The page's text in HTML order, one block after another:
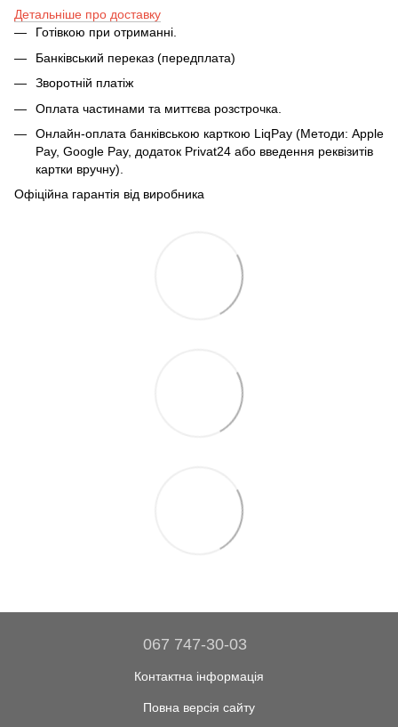
Детальніше про доставку
Готівкою при отриманні.
Банківський переказ (передплата)
Зворотній платіж
Оплата частинами та миттєва розстрочка.
Онлайн-оплата банківською карткою LiqPay (Методи: Apple
Pay, Google Pay, додаток Privat24 або введення реквізитів
картки вручну).
Офіційна гарантія від виробника
067 747-30-03
Контактна інформація
Повна версія сайту